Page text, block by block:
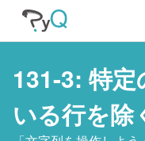
131-3: 特
いる行を除